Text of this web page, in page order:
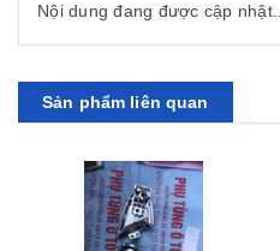
Nội dung đang được cập nhật...
Sản phẩm liên quan